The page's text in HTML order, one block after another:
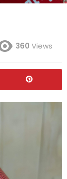
360 Views